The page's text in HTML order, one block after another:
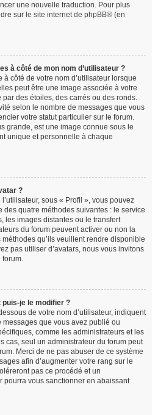
une nouvelle traduction. Pour plus
sur le site internet de phpBB® (en
à côté de mon nom d’utilisateur ?
côté de votre nom d’utilisateur lorsque
peut être une image associée à votre
des étoiles, des carrés ou des ronds.
selon le nombre de messages que vous
votre statut particulier sur le forum.
grande, est une image connue sous le
unique et personnelle à chaque
?
sous « Profil », vous pouvez
quatre méthodes suivantes : le service
les images distantes ou le transfert
du forum peuvent activer ou non la
qu’ils veuillent rendre disponible
pas utiliser d’avatars, nous vous invitons
forum.
je le modifier ?
de votre nom d’utilisateur, indiquent
que vous avez publié ou
comme les administrateurs et les
cas, seul un administrateur du forum peut
Merci de ne pas abuser de ce système
afin d’augmenter votre rang sur le
pas ce procédé et un
pourra vous sanctionner en abaissant